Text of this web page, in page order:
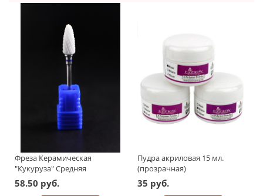
Фреза Керамическая
"Кукуруза" Средняя
58.50 руб.
Пудра акриловая 15 мл.
(прозрачная)
35 руб.